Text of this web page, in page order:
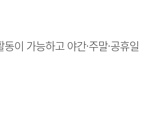
이 가능하고 야간·주말·공휴일